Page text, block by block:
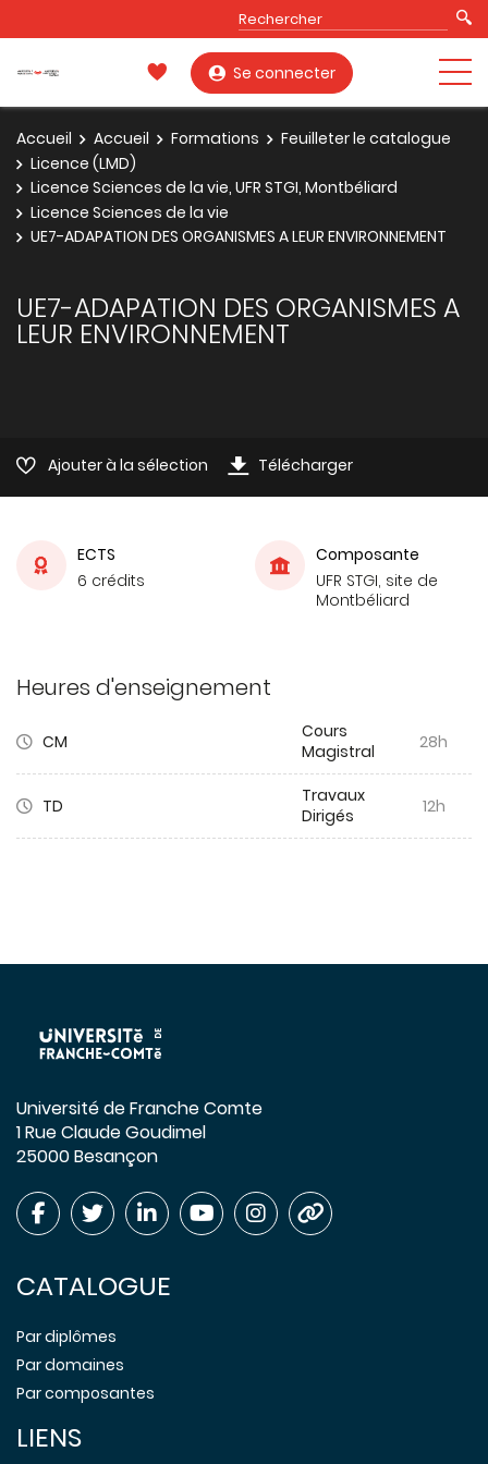
Se connecter
Accueil Accueil Formations
Feuilleter le catalogue
Licence (LMD)
Licence Sciences de la vie, UFR STGI, Montbéliard
Licence Sciences de la vie
UE7-ADAPATION DES ORGANISMES A LEUR ENVIRONNEMENT
UE7-ADAPATION DES ORGANISMES A
LEUR ENVIRONNEMENT
Ajouter à la sélection Télécharger
ECTS
6 crédits
Composante
UFR STGI, site de
Montbéliard
Heures d'enseignement
CM
Cours
Magistral
28h
TD
Travaux
Dirigés
12h
Université de Franche Comte
1 Rue Claude Goudimel
25000 Besançon
CATALOGUE
Par diplômes
Par domaines
Par composantes
LIENS